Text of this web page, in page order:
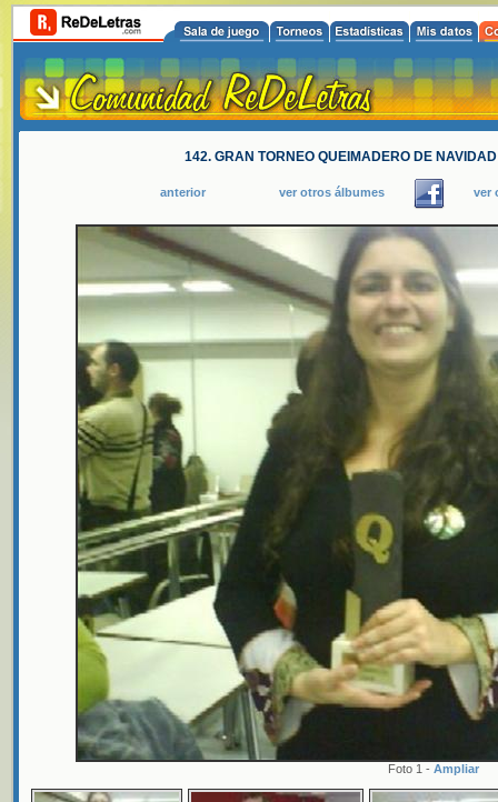
142. GRAN TORNEO QUEIMADERO DE
anterior ver otros álbumes ver
Foto 1 - Ampliar